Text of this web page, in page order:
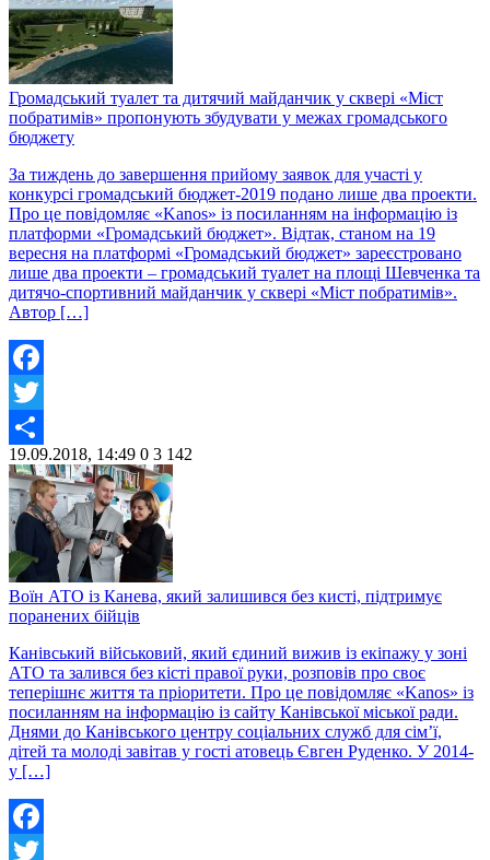
Громадський туалет та дитячий майданчик у сквері «Міст
побратимів» пропонують збудувати у межах громадського
бюджету
За тиждень до завершення прийому заявок для участі у
конкурсі громадський бюджет-2019 подано лише два проекти.
Про це повідомляє «Kanos» із посиланням на інформацію із
платформи «Громадський бюджет». Відтак, станом на 19
вересня на платформі «Громадський бюджет» зареєстровано
лише два проекти – громадський туалет на площі Шевченка та
дитячо-спортивний майданчик у сквері «Міст побратимів».
Автор […]
Facebook
Twitter
Share
19.09.2018, 14:49 0 3 142
Воїн АТО із Канева, який залишився без кисті, підтримує
поранених бійців
Канівський військовий, який єдиний вижив із екіпажу у зоні
АТО та залився без кісті правої руки, розповів про своє
теперішнє життя та пріоритети. Про це повідомляє «Kanos» із
посиланням на інформацію із сайту Канівської міської ради.
Днями до Канівського центру соціальних служб для сім’ї,
дітей та молоді завітав у гості атовець Євген Руденко. У 2014-
у […]
Facebook